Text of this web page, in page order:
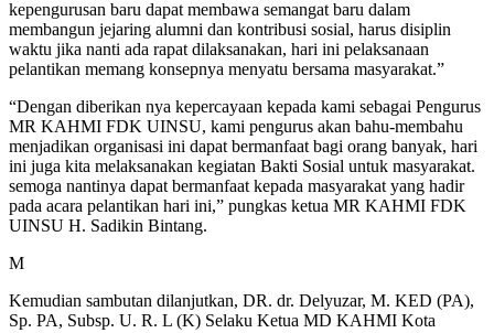
kepengurusan baru dapat membawa semangat baru dalam
membangun jejaring alumni dan kontribusi sosial, harus disiplin
waktu jika nanti ada rapat dilaksanakan, hari ini pelaksanaan
pelantikan memang konsepnya menyatu bersama masyarakat.”
“Dengan diberikan nya kepercayaan kepada kami sebagai Pengurus
MR KAHMI FDK UINSU, kami pengurus akan bahu-membahu
menjadikan organisasi ini dapat bermanfaat bagi orang banyak, hari
ini juga kita melaksanakan kegiatan Bakti Sosial untuk masyarakat.
semoga nantinya dapat bermanfaat kepada masyarakat yang hadir
pada acara pelantikan hari ini,” pungkas ketua MR KAHMI FDK
UINSU H. Sadikin Bintang.
M
Kemudian sambutan dilanjutkan, DR. dr. Delyuzar, M. KED (PA),
Sp. PA, Subsp. U. R. L (K) Selaku Ketua MD KAHMI Kota